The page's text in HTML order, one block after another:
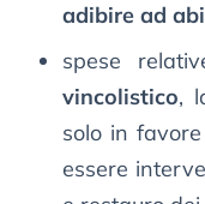
adibire ad
spese
vincolistico,
solo in
essere